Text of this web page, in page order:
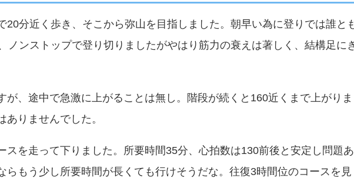
20分近く歩き、そこから弥山を目指しました。朝早い為に登りでは誰と
ノンストップで登り切りましたがやはり筋力の衰えは著しく、結構足に
が、途中で急激に上がることは無し。階段が続くと160近くまで上がりま
ありませんでした。
スを走って下りました。所要時間35分、心拍数は130前後と安定し問題あ
らもう少し所要時間が長くても行けそうだな。往復3時間位のコースを見